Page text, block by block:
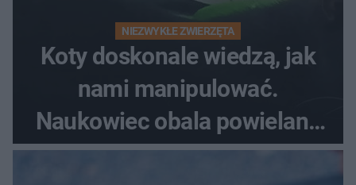
NIEZWYKŁE ZWIERZĘTA
Koty doskonale wiedzą, jak
nami manipulować.
Naukowiec obala powielane
od lat mity na ich temat